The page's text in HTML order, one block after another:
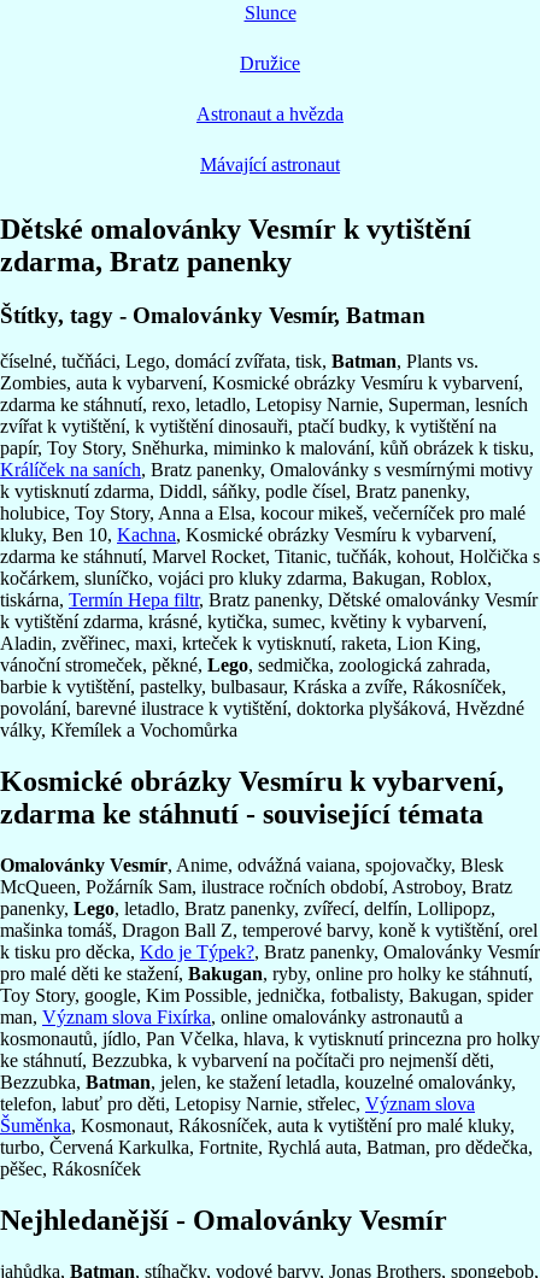
Slunce
Družice
Astronaut a hvězda
Mávající astronaut
Dětské omalovánky Vesmír k vytištění
zdarma, Bratz panenky
Štítky, tagy - Omalovánky Vesmír, Batman
číselné, tučňáci, Lego, domácí zvířata, tisk, Batman, Plants vs.
Zombies, auta k vybarvení, Kosmické obrázky Vesmíru k vybarvení,
zdarma ke stáhnutí, rexo, letadlo, Letopisy Narnie, Superman, lesních
zvířat k vytištění, k vytištění dinosauři, ptačí budky, k vytištění na
papír, Toy Story, Sněhurka, miminko k malování, kůň obrázek k tisku,
Králíček na saních, Bratz panenky, Omalovánky s vesmírnými motivy
k vytisknutí zdarma, Diddl, sáňky, podle čísel, Bratz panenky,
holubice, Toy Story, Anna a Elsa, kocour mikeš, večerníček pro malé
kluky, Ben 10, Kachna, Kosmické obrázky Vesmíru k vybarvení,
zdarma ke stáhnutí, Marvel Rocket, Titanic, tučňák, kohout, Holčička s
kočárkem, sluníčko, vojáci pro kluky zdarma, Bakugan, Roblox,
tiskárna, Termín Hepa filtr, Bratz panenky, Dětské omalovánky Vesmír
k vytištění zdarma, krásné, kytička, sumec, květiny k vybarvení,
Aladin, zvěřinec, maxi, krteček k vytisknutí, raketa, Lion King,
vánoční stromeček, pěkné, Lego, sedmička, zoologická zahrada,
barbie k vytištění, pastelky, bulbasaur, Kráska a zvíře, Rákosníček,
povolání, barevné ilustrace k vytištění, doktorka plyšáková, Hvězdné
války, Křemílek a Vochomůrka
Kosmické obrázky Vesmíru k vybarvení,
zdarma ke stáhnutí - související témata
Omalovánky Vesmír, Anime, odvážná vaiana, spojovačky, Blesk
McQueen, Požárník Sam, ilustrace ročních období, Astroboy, Bratz
panenky, Lego, letadlo, Bratz panenky, zvířecí, delfín, Lollipopz,
mašinka tomáš, Dragon Ball Z, temperové barvy, koně k vytištění, orel
k tisku pro děcka, Kdo je Týpek?, Bratz panenky, Omalovánky Vesmír
pro malé děti ke stažení, Bakugan, ryby, online pro holky ke stáhnutí,
Toy Story, google, Kim Possible, jednička, fotbalisty, Bakugan, spider
man, Význam slova Fixírka, online omalovánky astronautů a
kosmonautů, jídlo, Pan Včelka, hlava, k vytisknutí princezna pro holky
ke stáhnutí, Bezzubka, k vybarvení na počítači pro nejmenší děti,
Bezzubka, Batman, jelen, ke stažení letadla, kouzelné omalovánky,
telefon, labuť pro děti, Letopisy Narnie, střelec, Význam slova
Šuměnka, Kosmonaut, Rákosníček, auta k vytištění pro malé kluky,
turbo, Červená Karkulka, Fortnite, Rychlá auta, Batman, pro dědečka,
pěšec, Rákosníček
Nejhledanější - Omalovánky Vesmír
jahůdka, Batman, stíhačky, vodové barvy, Jonas Brothers, spongebob,